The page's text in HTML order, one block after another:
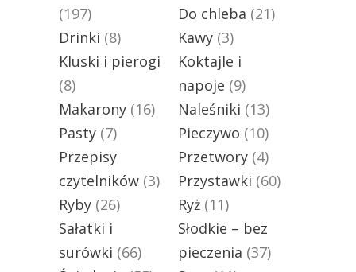
(197)
Do chleba (21)
Drinki (8) Kawy (3)
Kluski i pierogi
(8)
Koktajle i
napoje (9)
Makarony (16) Naleśniki (13)
Pasty (7) Pieczywo (10)
Przepisy
czytelników (3)
Przetwory (4)
Przystawki (60)
Ryby (26) Ryż (11)
Sałatki i
surówki (66)
Słodkie – bez
pieczenia (37)